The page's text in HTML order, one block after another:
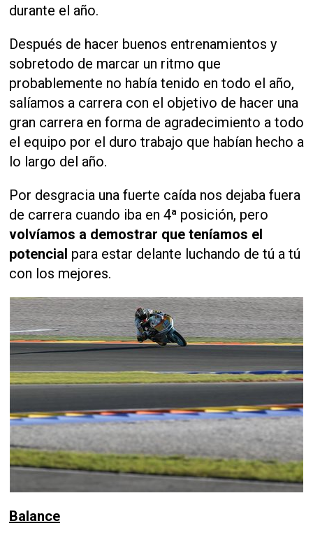
durante el año.
Después de hacer buenos entrenamientos y
sobretodo de marcar un ritmo que
probablemente no había tenido en todo el año,
salíamos a carrera con el objetivo de hacer una
gran carrera en forma de agradecimiento a todo
el equipo por el duro trabajo que habían hecho a
lo largo del año.
Por desgracia una fuerte caída nos dejaba fuera
de carrera cuando iba en 4ª posición, pero
volvíamos a demostrar que teníamos el
potencial para estar delante luchando de tú a tú
con los mejores.
Balance